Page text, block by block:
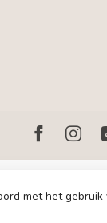
Homerebels.nl -
met het